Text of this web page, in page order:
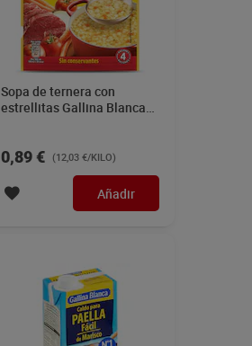
Sopa de ternera con
estrellitas Gallina Blanca
0,89 € (12,03 €/KILO)
Añadir